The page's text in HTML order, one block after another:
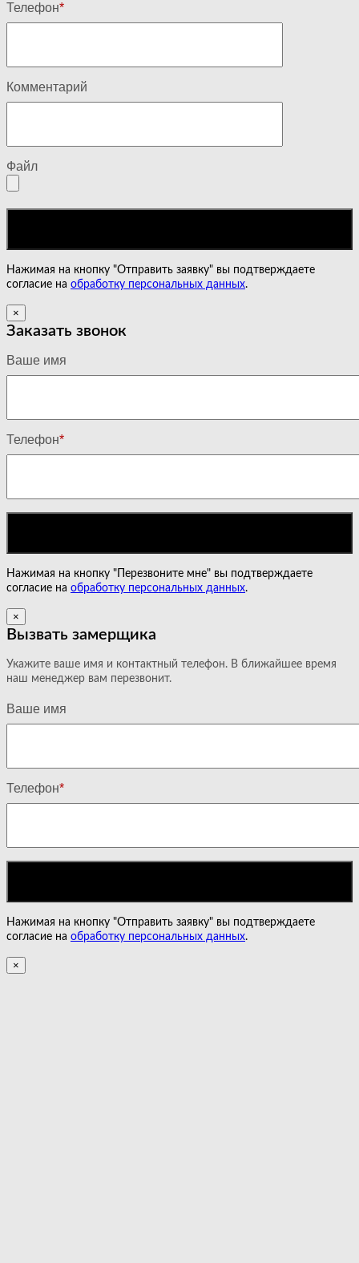
Телефон*
Комментарий
Файл
Нажимая на кнопку "Отправить заявку" вы подтверждаете
согласие на обработку персональных данных.
×
Заказать звонок
Ваше имя
Телефон*
Нажимая на кнопку "Перезвоните мне" вы подтверждаете
согласие на обработку персональных данных.
×
Вызвать замерщика
Укажите ваше имя и контактный телефон. В ближайшее время
наш менеджер вам перезвонит.
Ваше имя
Телефон*
Нажимая на кнопку "Отправить заявку" вы подтверждаете
согласие на обработку персональных данных.
×